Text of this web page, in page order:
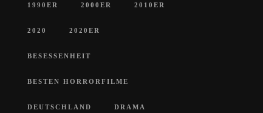
1990ER 2000ER 2010ER
2020 2020ER
BESESSENHEIT
BESTEN HORRORFILME
DEUTSCHLAND DRAMA